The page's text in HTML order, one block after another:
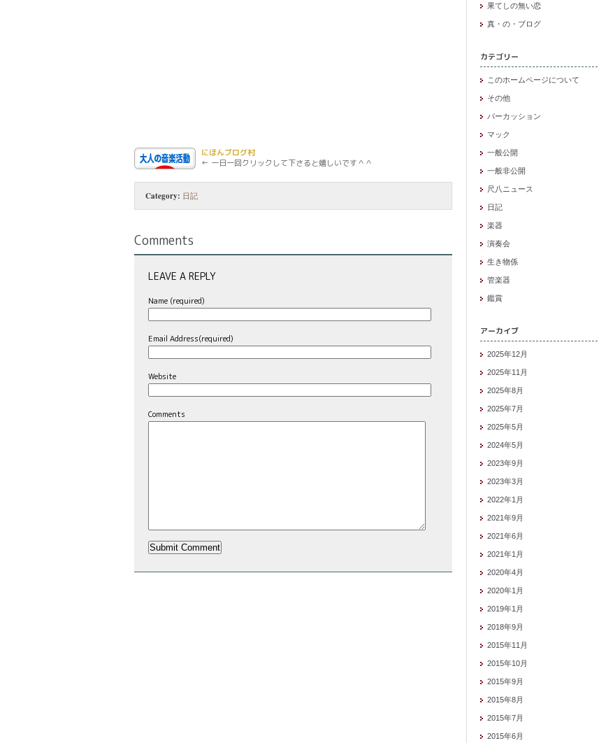
にほんブログ村
← 一日一回クリックして下さると嬉しいです＾＾
Category: 日記
Comments
LEAVE A REPLY
Name (required)
Email Address(required)
Website
Comments
果てしの無い恋
真・の・ブログ
カテゴリー
このホームページについて
その他
パーカッション
マック
一般公開
一般非公開
尺八ニュース
日記
楽器
演奏会
生き物係
管楽器
鑑賞
アーカイブ
2025年12月
2025年11月
2025年8月
2025年7月
2025年5月
2024年5月
2023年9月
2023年3月
2022年1月
2021年9月
2021年6月
2021年1月
2020年4月
2020年1月
2019年1月
2018年9月
2015年11月
2015年10月
2015年9月
2015年8月
2015年7月
2015年6月